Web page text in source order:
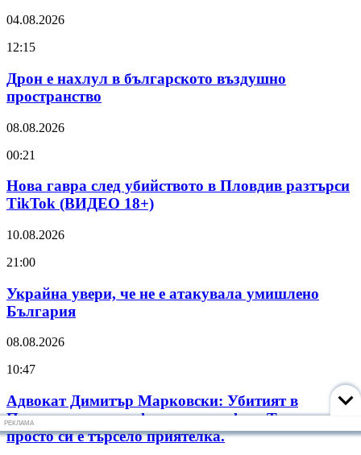
04.08.2026
12:15
Дрон е нахлул в българското въздушно
пространство
08.08.2026
00:21
Нова гавра след убийството в Пловдив разтърси
TikTok (ВИДЕО 18+)
10.08.2026
21:00
Украйна увери, че не е атакувала умишлено
България
08.08.2026
10:47
Адвокат Димитър Марковски: Убитият в
Пловдив няма профила на педофил. Това момче
просто си е търсело приятелка.
РЕКЛАМА